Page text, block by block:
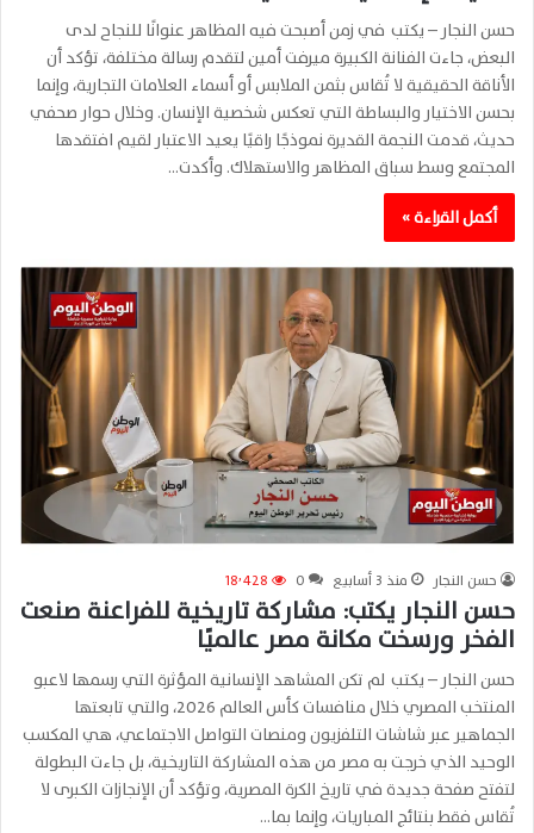
حسن النجار – يكتب في زمن أصبحت فيه المظاهر عنوانًا للنجاح لدى
البعض، جاءت الفنانة الكبيرة ميرفت أمين لتقدم رسالة مختلفة، تؤكد أن
الأناقة الحقيقية لا تُقاس بثمن الملابس أو أسماء العلامات التجارية، وإنما
بحسن الاختيار والبساطة التي تعكس شخصية الإنسان. وخلال حوار صحفي
حديث، قدمت النجمة القديرة نموذجًا راقيًا يعيد الاعتبار لقيم افتقدها
المجتمع وسط سباق المظاهر والاستهلاك. وأكدت…
أكمل القراءة »
حسن النجار منذ 3 أسابيع 0 18٬428
حسن النجار يكتب: مشاركة تاريخية للفراعنة صنعت
الفخر ورسخت مكانة مصر عالميًا
حسن النجار – يكتب لم تكن المشاهد الإنسانية المؤثرة التي رسمها لاعبو
المنتخب المصري خلال منافسات كأس العالم 2026، والتي تابعتها
الجماهير عبر شاشات التلفزيون ومنصات التواصل الاجتماعي، هي المكسب
الوحيد الذي خرجت به مصر من هذه المشاركة التاريخية، بل جاءت البطولة
لتفتح صفحة جديدة في تاريخ الكرة المصرية، وتؤكد أن الإنجازات الكبرى لا
تُقاس فقط بنتائج المباريات، وإنما بما…